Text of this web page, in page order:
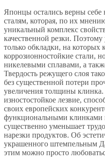
Японцы остались верны
сталям, которая, по их
уникальный комплекс
качественной резки.
только обкладки, на которых
коррозионностойкие стали,
никелевыми сплавами, а
Твердость режущего слоя
без существенной потери
увеличения толщины клинка.
изностостойкое лезвие,
своих европейских
функциональными
существенно уменьшает
нарезки продуктов. Об
украшенного штемпельным
этим можно просто